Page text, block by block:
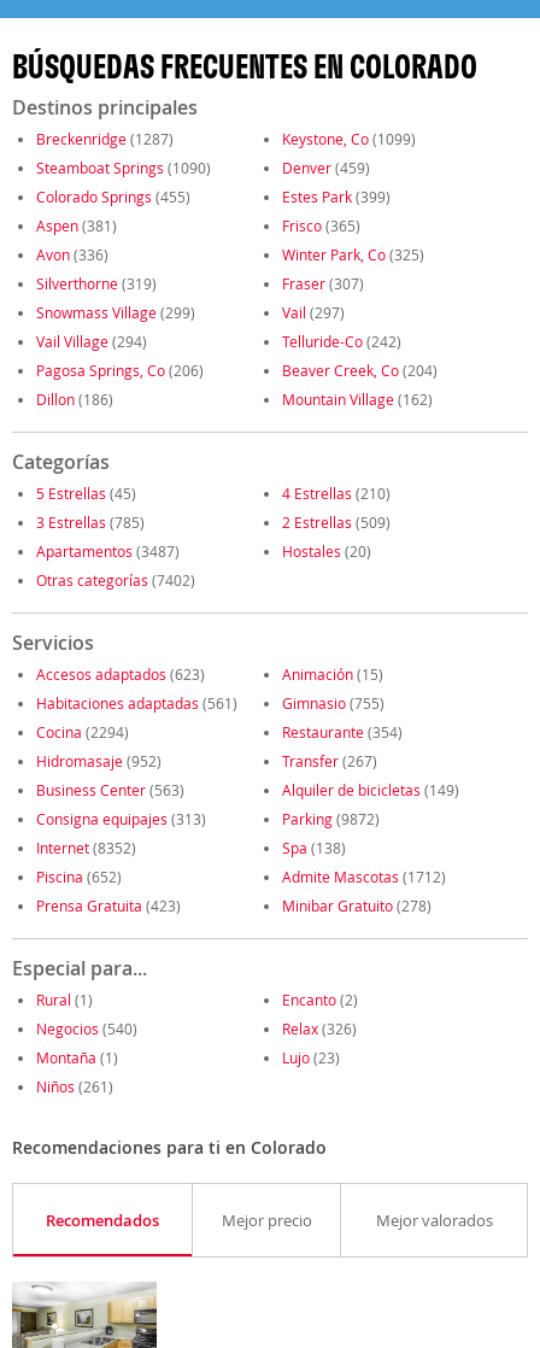
BÚSQUEDAS FRECUENTES EN COLORADO
Destinos principales
Breckenridge(1287) Keystone, Co(1099)
Steamboat Springs (1090) Denver(459)
Colorado Springs (455) Estes Park(399)
Aspen(381) Frisco(365)
Avon(336) Winter Park, Co(325)
Silverthorne(319) Fraser(307)
Snowmass Village(299) Vail (297)
Vail Village(294) Telluride-Co(242)
Pagosa Springs, Co(206) Beaver Creek, Co(204)
Dillon(186) Mountain Village(162)
Categorías
5 Estrellas (45) 4 Estrellas (210)
3 Estrellas (785) 2 Estrellas (509)
Apartamentos (3487) Hostales (20)
Otras categorías (7402)
Servicios
Accesos adaptados (623) Animación(15)
Habitaciones adaptadas (561) Gimnasio(755)
Cocina (2294) Restaurante(354)
Hidromasaje(952) Transfer(267)
Business Center(563) Alquiler de bicicletas (149)
Consigna equipajes (313) Parking(9872)
Internet(8352) Spa (138)
Piscina (652) Admite Mascotas (1712)
Prensa Gratuita (423) Minibar Gratuito(278)
Especial para...
Rural (1) Encanto(2)
Negocios (540) Relax(326)
Montaña (1) Lujo(23)
Niños (261)
Recomendaciones para ti en Colorado
Recomendados Mejor precio Mejor valorados